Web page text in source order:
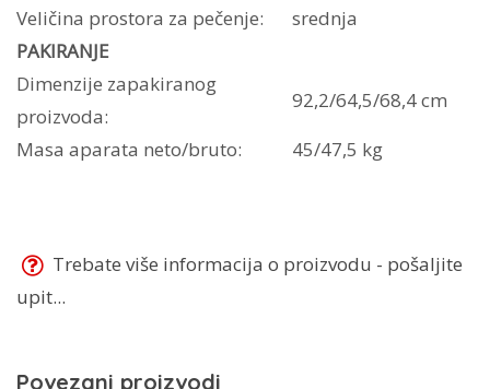
Veličina prostora za pečenje:
srednja
PAKIRANJE
Dimenzije zapakiranog
proizvoda:
92,2/64,5/68,4 cm
Masa aparata neto/bruto:
45/47,5 kg
Trebate više informacija o proizvodu - pošaljite
upit...
Povezani proizvodi